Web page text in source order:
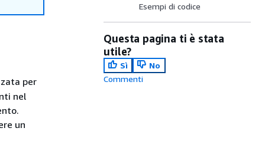
per
nel
un
Esempi di codice
Questa pagina ti è stata
utile?
Sì
No
Commenti